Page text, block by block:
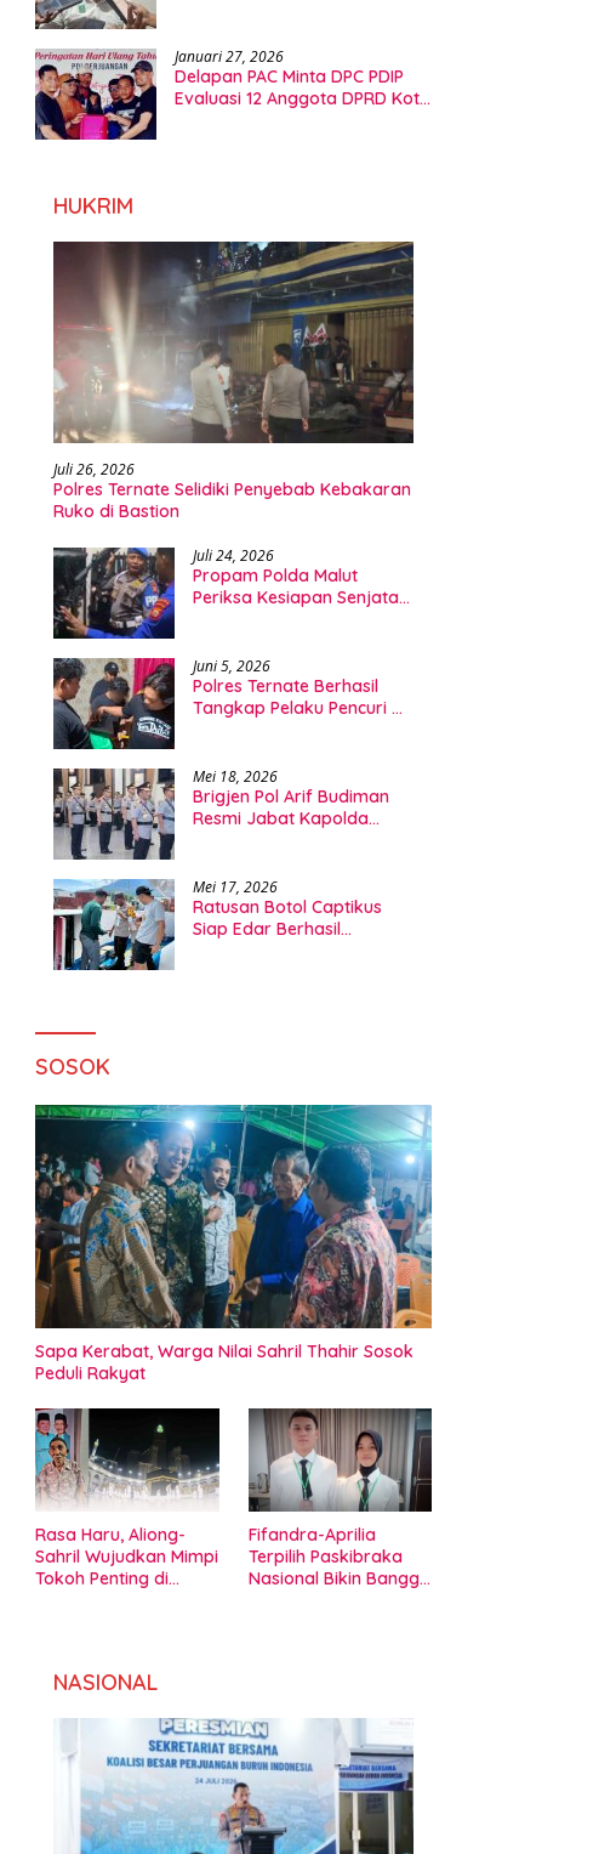
Januari 27, 2026
Delapan PAC Minta DPC PDIP
Evaluasi 12 Anggota DPRD Kota
HUKRIM
Juli 26, 2026
Polres Ternate Selidiki Penyebab Kebakaran
Ruko di Bastion
Juli 24, 2026
Propam Polda Malut
Periksa Kesiapan Senjata
Juni 5, 2026
Polres Ternate Berhasil
Tangkap Pelaku Pencuri HP
Mei 18, 2026
Brigjen Pol Arif Budiman
Resmi Jabat Kapolda
Mei 17, 2026
Ratusan Botol Captikus
Siap Edar Berhasil
SOSOK
Sapa Kerabat, Warga Nilai Sahril Thahir Sosok
Peduli Rakyat
Rasa Haru, Aliong-
Sahril Wujudkan Mimpi
Tokoh Penting di
Fifandra-Aprilia
Terpilih Paskibraka
Nasional Bikin Bangga
NASIONAL